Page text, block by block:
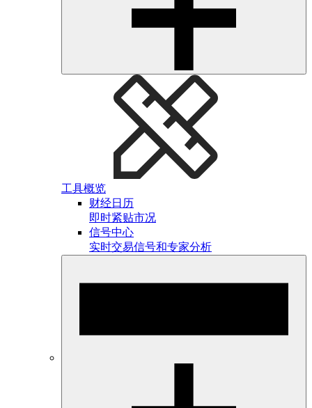
工具概览
财经日历
即时紧贴市况
信号中心
实时交易信号和专家分析